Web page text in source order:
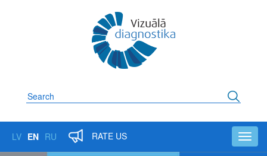
Search
LV EN RU RATE US